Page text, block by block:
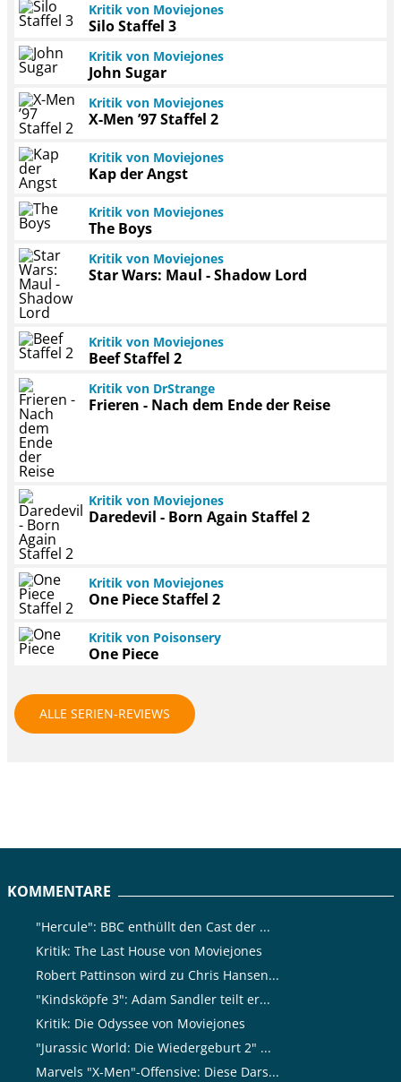
Kritik von Moviejones
Silo Staffel 3
Kritik von Moviejones
John Sugar
Kritik von Moviejones
X-Men ’97 Staffel 2
Kritik von Moviejones
Kap der Angst
Kritik von Moviejones
The Boys
Kritik von Moviejones
Star Wars: Maul - Shadow Lord
Kritik von Moviejones
Beef Staffel 2
Kritik von DrStrange
Frieren - Nach dem Ende der Reise
Kritik von Moviejones
Daredevil - Born Again Staffel 2
Kritik von Moviejones
One Piece Staffel 2
Kritik von Poisonsery
One Piece
ALLE SERIEN-REVIEWS
KOMMENTARE
"Hercule": BBC enthüllt den Cast der ...
Kritik: The Last House von Moviejones
Robert Pattinson wird zu Chris Hansen...
"Kindsköpfe 3": Adam Sandler teilt er...
Kritik: Die Odyssee von Moviejones
"Jurassic World: Die Wiedergeburt 2" ...
Marvels "X-Men"-Offensive: Diese Dars...